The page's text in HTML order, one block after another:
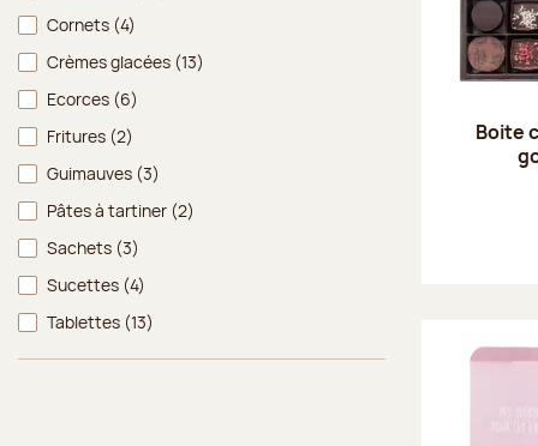
Cornets (4)
Crèmes glacées (13)
Ecorces (6)
Fritures (2)
Guimauves (3)
Pâtes à tartiner (2)
Sachets (3)
Sucettes (4)
Tablettes (13)
Boite